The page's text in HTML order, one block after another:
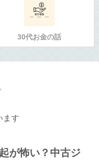
30代お金の話
ます
が怖い？中古ジ